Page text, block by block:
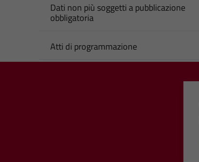
Dati non più soggetti a pubblicazione
obbligatoria
Atti di programmazione